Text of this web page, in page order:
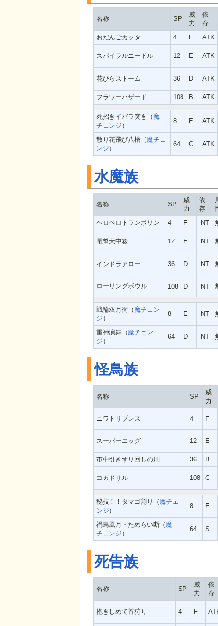
名称 SP
威
力
依
存
おだんごカッター
4 F ATK
スパイラルニードル 12 E ATK
花びらストーム 36 D ATK
フラワーハザード 108 B ATK
死招きイバラ突き（ 魔
チェンジ ）
8 E ATK
散り花飛び八槍（ 魔チェ
ンジ ）
64 C ATK
水魔族
名称 SP
威
力
依
存
ベロベロトランポリン
4 F INT
電撃天中殺 12 E INT
インドラアロー 36 D INT
ローリングボウル 108 D INT
戦輪双月衝（ 魔チェン
ジ ）
8 E INT
雷神演舞（ 魔チェン
ジ ）
64 D INT
怪鳥族
名称 SP
威
力
ニワトリブレス 4 F
スーパーエッグ 12 E
市中引きずり回しの刑 36 B
コカドリル 108 C
秘技！！タマゴ割り（ 魔チェ
ンジ ）
8 E
禍鳥風月・ためらい断（ 魔
チェンジ ）
64 S
死告族
名称 SP
威
力
依
存
抱きしめて首狩り 4 F